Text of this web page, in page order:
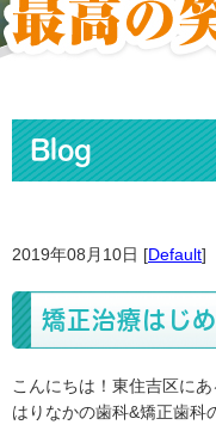
Blog
2019年08月10日 [Default]
矯正治療はじ
こんにちは！東住吉区にあ
はりなかの歯科&矯正歯科